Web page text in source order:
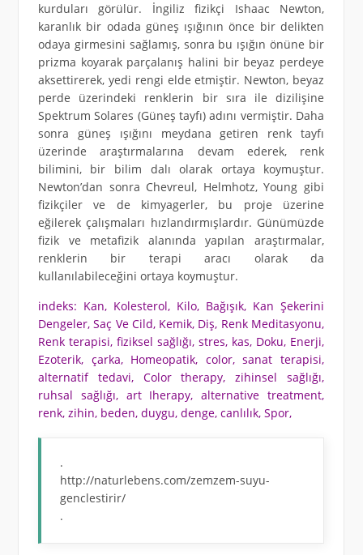
kurduları görülür. İngiliz fizikçi Ishaac Newton,
karanlık bir odada güneş ışığının önce bir delikten
odaya girmesini sağlamış, sonra bu ışığın önüne bir
prizma koyarak parçalanış halini bir beyaz perdeye
aksettirerek, yedi rengi elde etmiştir. Newton, beyaz
perde üzerindeki renklerin bir sıra ile dizilişine
Spektrum Solares (Güneş tayfı) adını vermiştir. Daha
sonra güneş ışığını meydana getiren renk tayfı
üzerinde araştırmalarına devam ederek, renk
bilimini, bir bilim dalı olarak ortaya koymuştur.
Newton’dan sonra Chevreul, Helmhotz, Young gibi
fizikçiler ve de kimyagerler, bu proje üzerine
eğilerek çalışmaları hızlandırmışlardır. Günümüzde
fizik ve metafizik alanında yapılan araştırmalar,
renklerin bir terapi aracı olarak da
kullanılabileceğini ortaya koymuştur.
indeks: Kan, Kolesterol, Kilo, Bağışık, Kan Şekerini
Dengeler, Saç Ve Cild, Kemik, Diş, Renk Meditasyonu,
Renk terapisi, fiziksel sağlığı, stres, kas, Doku, Enerji,
Ezoterik, çarka, Homeopatik, color, sanat terapisi,
alternatif tedavi, Color therapy, zihinsel sağlığı,
ruhsal sağlığı, art Iherapy, alternative treatment,
renk, zihin, beden, duygu, denge, canlılık, Spor,
.
http://naturlebens.com/zemzem-suyu-
genclestirir/
.